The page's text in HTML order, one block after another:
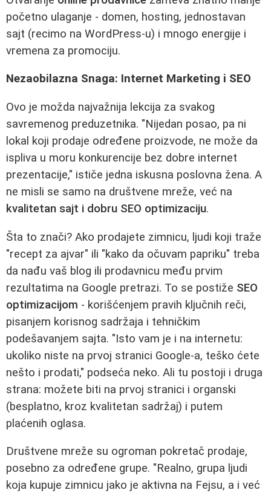
početno ulaganje - domen, hosting, jednostavan
sajt (recimo na WordPress-u) i mnogo energije i
vremena za promociju.
Nezaobilazna Snaga: Internet Marketing i SEO
Ovo je možda najvažnija lekcija za svakog
savremenog preduzetnika. "Nijedan posao, pa ni
lokal koji prodaje određene proizvode, ne može da
ispliva u moru konkurencije bez dobre internet
prezentacije," ističe jedna iskusna poslovna žena. A
ne misli se samo na društvene mreže, već na
kvalitetan sajt i dobru SEO optimizaciju.
Šta to znači? Ako prodajete zimnicu, ljudi koji traže
"recept za ajvar" ili "kako da očuvam papriku" treba
da nađu vaš blog ili prodavnicu među prvim
rezultatima na Google pretrazi. To se postiže SEO
optimizacijom - korišćenjem pravih ključnih reči,
pisanjem korisnog sadržaja i tehničkim
podešavanjem sajta. "Isto vam je i na internetu:
ukoliko niste na prvoj stranici Google-a, teško ćete
nešto i prodati," podseća neko. Ali tu postoji i druga
strana: možete biti na prvoj stranici i organski
(besplatno, kroz kvalitetan sadržaj) i putem
plaćenih oglasa.
Društvene mreže su ogroman pokretač prodaje,
posebno za određene grupe. "Realno, grupa ljudi
koja kupuje zimnicu jako je aktivna na Fejsu, a i već